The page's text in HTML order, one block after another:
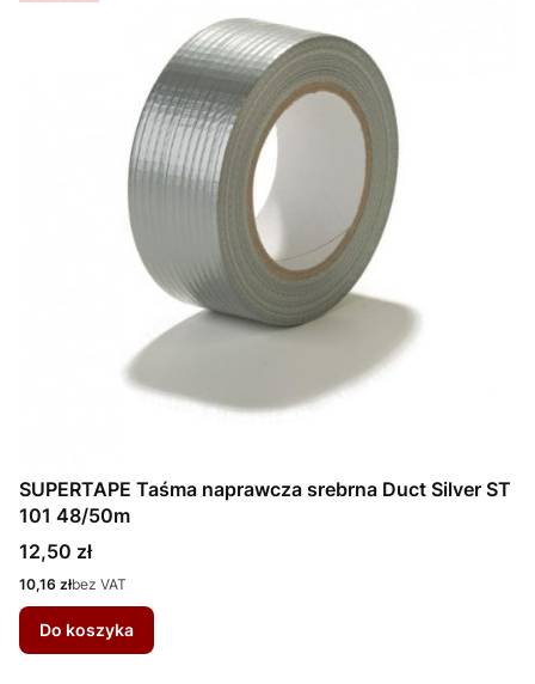
SUPERTAPE Taśma naprawcza srebrna Duct Silver ST
101 48/50m
Cena
12,50 zł
Cena
10,16 złbez VAT
Do koszyka